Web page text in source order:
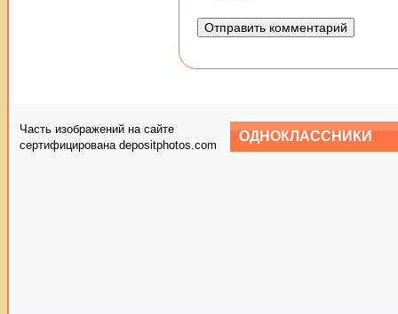
Часть изображений на сайте
сертифицирована depositphotos.com
ОДНОКЛАССНИКИ